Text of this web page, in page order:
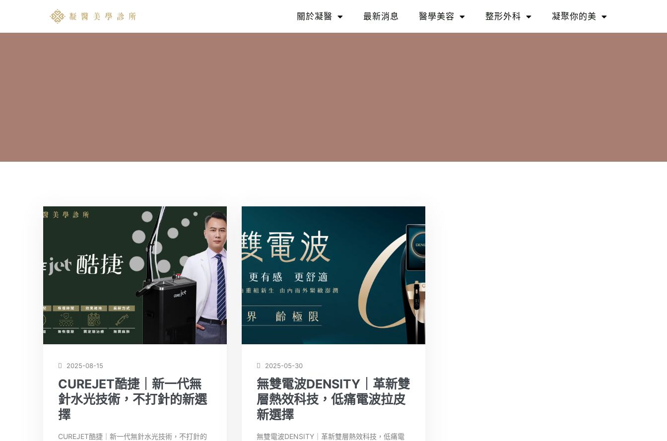
關於凝醫 最新消息 醫學美容 整形外科 凝聚你的美
2025-08-15
CUREJET酷捷｜新一代無
針水光技術，不打針的新選
擇
CUREJET酷捷｜新一代無針水光技術，不打針的
2025-05-30
無雙電波DENSITY｜革新雙
層熱效科技，低痛電波拉皮
新選擇
無雙電波DENSITY｜革新雙層熱效科技，低痛電